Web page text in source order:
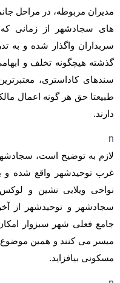
مدیران مربوطه، در مراحل
های سجادشهر از زمانی که
گذشته هیچگونه تخلف و
سندهای کاداستری،
طبیعتا حق هر گونه اعمال
دارند.
n
لازم به توضیح است،
غرب توحیدشهر واقع شده و
نواحی ویلایی نشین و
سجادشهر و توحیدشهر از
جامع فعلی شهر سبزوار
میسر می کنند و همین
مسکونی بیافزاید.